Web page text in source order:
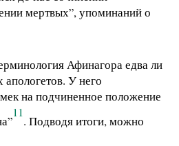
мертвых”, упоминаний о
Афинагора едва ли
апологетов. У него
на подчиненное положение
11
. Подводя итоги, можно